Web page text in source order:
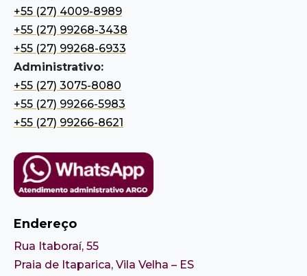
+55 (27) 4009-8989
+55 (27) 99268-3438
+55 (27) 99268-6933
Administrativo:
+55 (27) 3075-8080
+55 (27) 99266-5983
+55 (27) 99266-8621
Endereço
Rua Itaboraí, 55
Praia de Itaparica, Vila Velha – ES